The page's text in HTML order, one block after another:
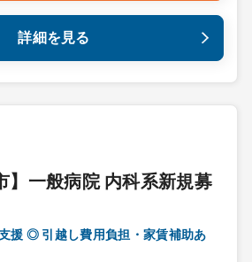
詳細を見る
】一般病院 内科系新規募
援 ◎ 引越し費用負担・家賃補助あ